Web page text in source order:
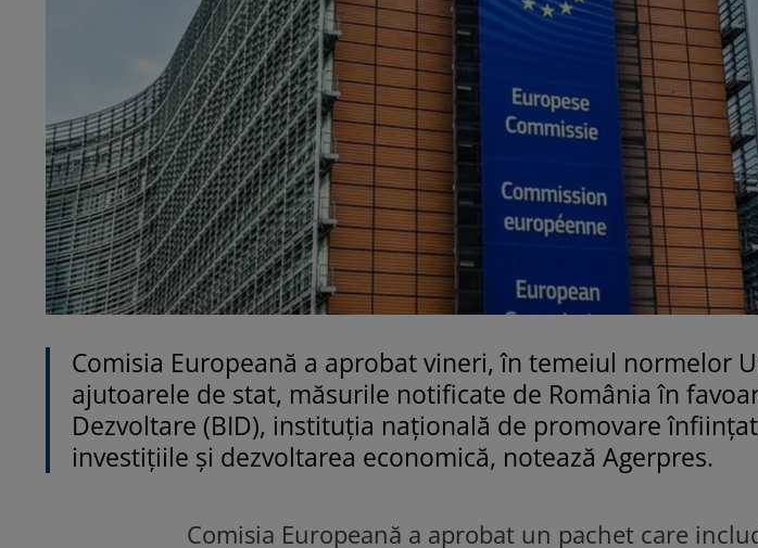
Comisia Europeană a aprobat vineri, în temeiul normelor
ajutoarele de stat, măsurile notificate de România în
Dezvoltare (BID), instituția națională de promovare
investițiile și dezvoltarea economică, notează Agerpres.
Comisia Europeană a aprobat un pachet care